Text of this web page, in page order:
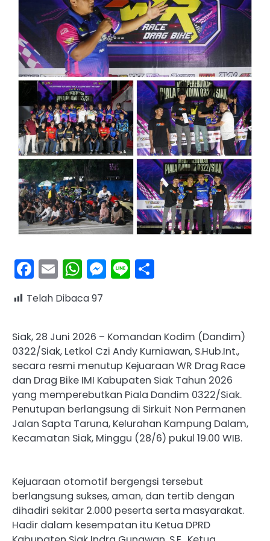
Facebook
EmailWhatsApp
Messenger
Line
Telah Dibaca97
Siak, 28 Juni 2026 – Komandan Kodim (Dandim)
0322/Siak, Letkol Czi Andy Kurniawan, S.Hub.Int.,
secara resmi menutup Kejuaraan WR Drag Race
dan Drag Bike IMI Kabupaten Siak Tahun 2026
yang memperebutkan Piala Dandim 0322/Siak.
Penutupan berlangsung di Sirkuit Non Permanen
Jalan Sapta Taruna, Kelurahan Kampung Dalam,
Kecamatan Siak, Minggu (28/6) pukul 19.00 WIB.
Kejuaraan otomotif bergengsi tersebut
berlangsung sukses, aman, dan tertib dengan
dihadiri sekitar 2.000 peserta serta masyarakat.
Hadir dalam kesempatan itu Ketua DPRD